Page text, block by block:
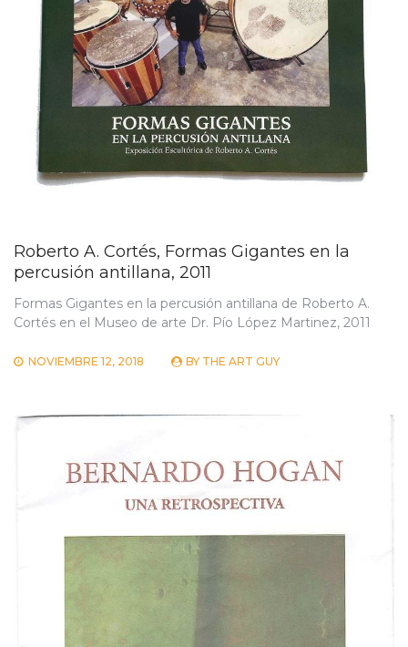
Roberto A. Cortés, Formas Gigantes en la
percusión antillana, 2011
Formas Gigantes en la percusión antillana de Roberto A.
Cortés en el Museo de arte Dr. Pío López Martinez, 2011
NOVIEMBRE 12, 2018 BY THE ART GUY